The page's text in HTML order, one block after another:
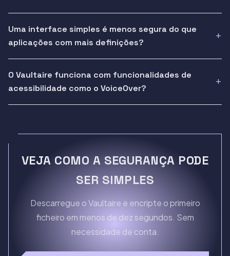
Uma interface simples é menos segura do que
aplicações com mais definições?
O Vaultaire funciona com funcionalidades de
acessibilidade como o VoiceOver?
VEJA COMO A SEGURANÇA PODE
SER SIMPLES
Descarregue o Vaultaire e encripte o primeiro
ficheiro em menos de dez segundos. Sem
necessidade de conta.